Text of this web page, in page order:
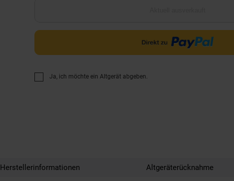
Ja, ich möchte ein Altgerät abgeben.
Herstellerinformationen Altgeräterücknahme